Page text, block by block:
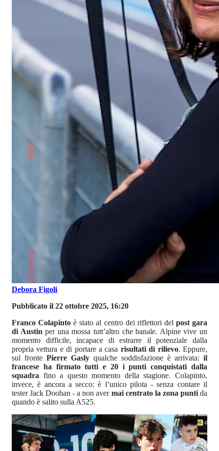
Debora Figoli
Pubblicato il 22 ottobre 2025, 16:20
Franco Colapinto è stato al centro dei riflettori del post gara
di Austin per una mossa tutt’altro che banale. Alpine vive un
momento difficile, incapace di estrarre il potenziale dalla
propria vettura e di portare a casa risultati di rilievo. Eppure,
sul fronte Pierre Gasly qualche soddisfazione è arrivata: il
francese ha firmato tutti e 20 i punti conquistati dalla
squadra fino a questo momento della stagione. Colapinto,
invece, è ancora a secco: è l’unico pilota - senza contare il
tester Jack Doohan - a non aver mai centrato la zona puntida
quando è salito sulla A525.